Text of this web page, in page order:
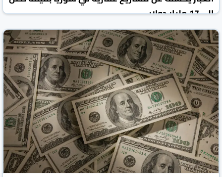
إلى 17 مليار دولار
روسيا اليوم الأخبار الاقتصادية 12 أيار 2026